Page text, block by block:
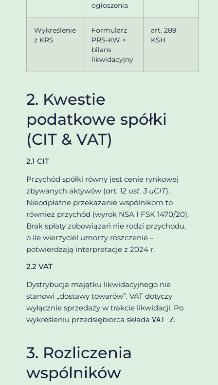
ogłoszenia
Wykreślenie
z KRS
Formularz
PRS‑KW +
bilans
likwidacyjny
art. 289
KSH
2. Kwestie
podatkowe spółki
(CIT & VAT)
2.1 CIT
Przychód spółki równy jest cenie rynkowej
zbywanych aktywów (art. 12 ust. 3 uCIT).
Nieodpłatne przekazanie wspólnikom to
również przychód (wyrok NSA I FSK 1470/20).
Brak spłaty zobowiązań nie rodzi przychodu,
o ile wierzyciel umorzy roszczenie –
potwierdzają interpretacje z 2024 r.
2.2 VAT
Dystrybucja majątku likwidacyjnego nie
stanowi „dostawy towarów”. VAT dotyczy
wyłącznie sprzedaży w trakcie likwidacji. Po
wykreśleniu przedsiębiorca składaVAT‑Z.
3. Rozliczenia
wspólników